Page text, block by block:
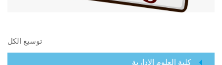
توسيع الكل
كلية العلوم الإدارية